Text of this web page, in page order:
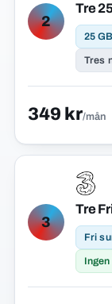
2
Tre
25 GB
Tres
349 kr/mån
3
Tre
Fri